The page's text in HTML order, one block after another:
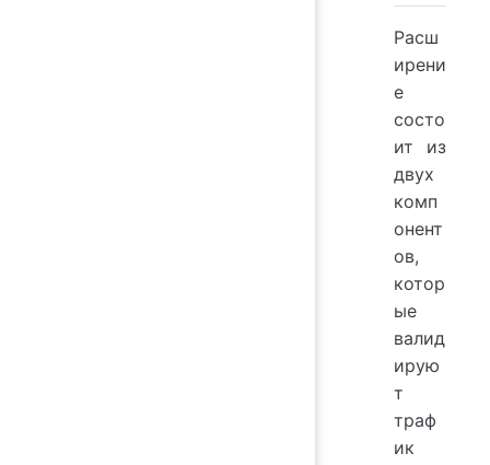
Расш
ирени
е
состо
ит из
двух
комп
онент
ов,
котор
ые
валид
ирую
т
траф
ик